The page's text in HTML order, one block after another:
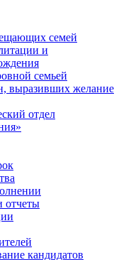
семей
и
семьей
выразивших желание
отдел
отчеты
кандидатов